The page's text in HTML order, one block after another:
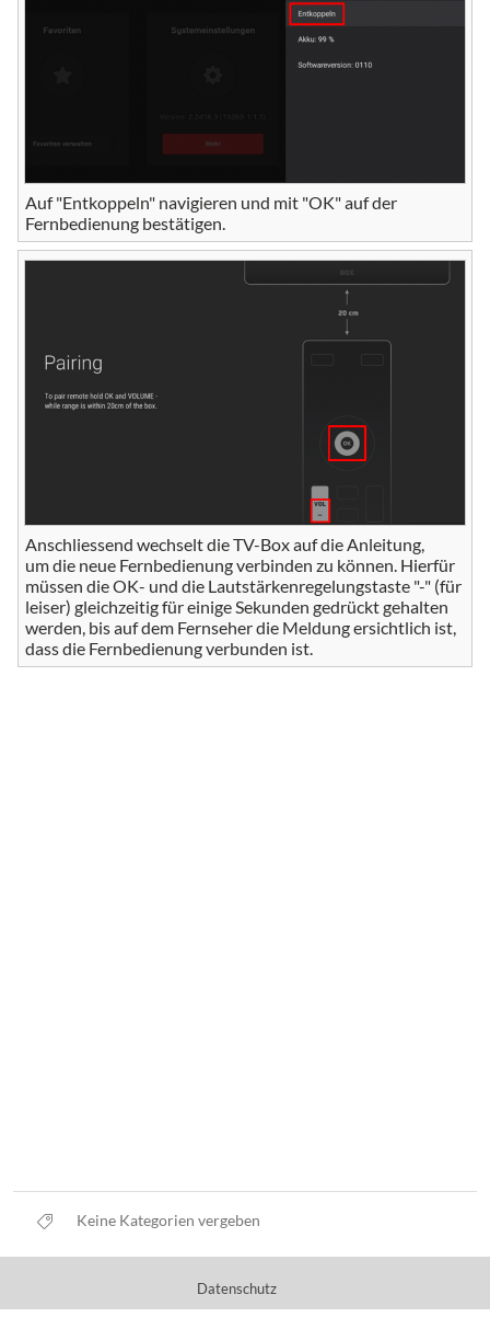
Auf "Entkoppeln" navigieren und mit "OK" auf der
Fernbedienung bestätigen.
Anschliessend wechselt die TV-Box auf die Anleitung,
um die neue Fernbedienung verbinden zu können. Hierfür
müssen die OK- und die Lautstärkenregelungstaste "-" (für
leiser) gleichzeitig für einige Sekunden gedrückt gehalten
werden, bis auf dem Fernseher die Meldung ersichtlich ist,
dass die Fernbedienung verbunden ist.
Keine Kategorien vergeben
Datenschutz